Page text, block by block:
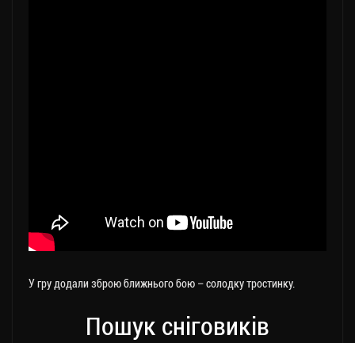
У гру додали зброю ближнього бою – солодку тростинку.
Пошук сніговиків